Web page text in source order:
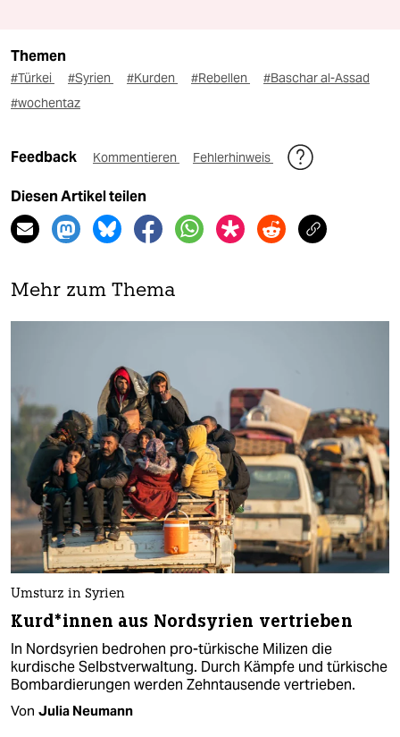
Themen
#Türkei #Syrien #Kurden #Rebellen
#Baschar al-Assad
#wochentaz
Feedback Kommentieren Fehlerhinweis
Diesen Artikel teilen
Mehr zum Thema
Umsturz in Syrien
Kur­d*innen aus Nordsyrien vertrieben
In Nordsyrien bedrohen pro-türkische Milizen die
kurdische Selbstverwaltung. Durch Kämpfe und türkische
Bombardierungen werden Zehntausende vertrieben.
Von Julia Neumann